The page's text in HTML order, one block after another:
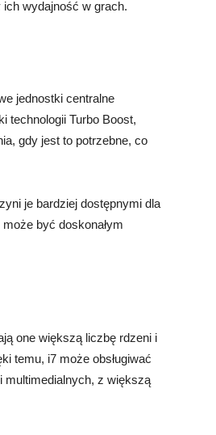
wydajność w grach.
jednostki centralne
technologii Turbo Boost,
gdy jest to potrzebne, co
je bardziej dostępnymi dla
być doskonałym
one większą liczbę rdzeni i
temu, i7 może obsługiwać
multimedialnych, z większą